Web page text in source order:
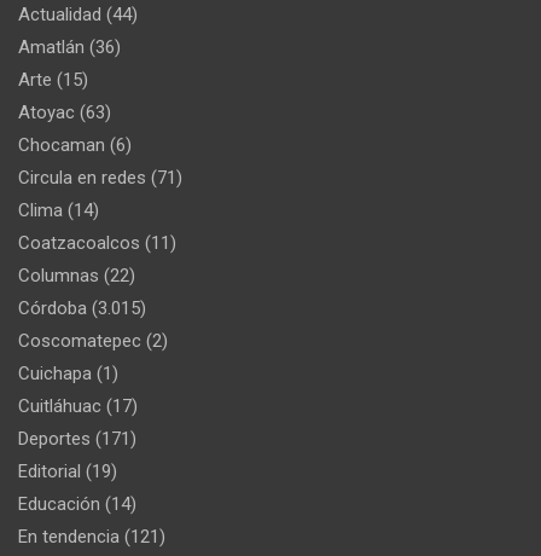
Actualidad (44)
Amatlán (36)
Arte (15)
Atoyac (63)
Chocaman (6)
Circula en redes (71)
Clima (14)
Coatzacoalcos (11)
Columnas (22)
Córdoba (3.015)
Coscomatepec (2)
Cuichapa (1)
Cuitláhuac (17)
Deportes (171)
Editorial (19)
Educación (14)
En tendencia (121)